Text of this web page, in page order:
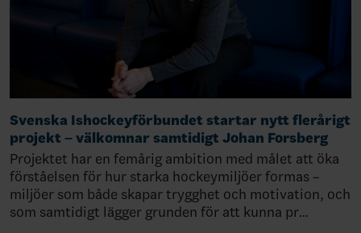
Svenska Ishockeyförbundet startar nytt flerårigt
projekt – välkomnar samtidigt Johan Forsberg
Projektet har en femårig ambition med målet att öka
förståelsen för hur starka hockeymiljöer formas –
miljöer som både skapar trygghet och motivation, och
som samtidigt lägger grunden för att kunna pr…